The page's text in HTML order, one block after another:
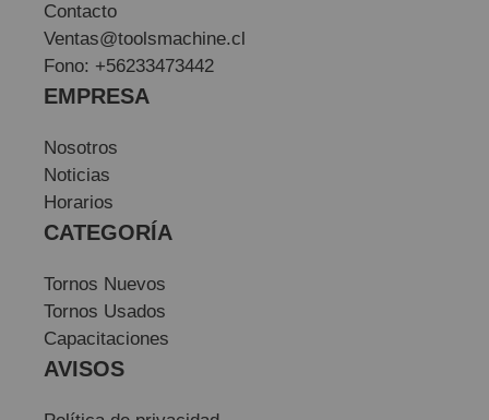
Contacto
Ventas@toolsmachine.cl
Fono: +56233473442
EMPRESA
Nosotros
Noticias
Horarios
CATEGORÍA
Tornos Nuevos
Tornos Usados
Capacitaciones
AVISOS